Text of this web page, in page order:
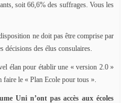
soit 66,6% des suffrages. Vous les
ne doit pas être comprise par
décisions des élus consulaires.
élan pour établir une « version 2.0 »
faire le « Plan Ecole pour tous ».
Uni n’ont pas accès aux écoles